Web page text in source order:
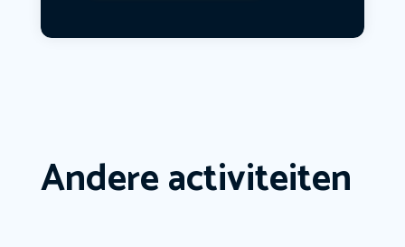
Andere activiteiten